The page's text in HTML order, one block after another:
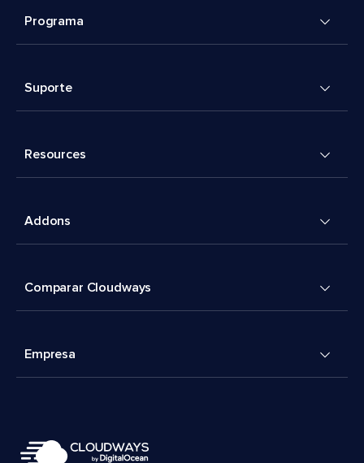
Programa
Suporte
Resources
Addons
Comparar Cloudways
Empresa